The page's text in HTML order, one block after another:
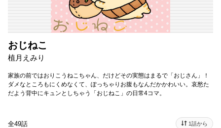
おじねこ
植月えみり
家族の前ではおりこうねこちゃん、だけどその実態はまるで「おじさん」！
ダメなところもにくめなくて、ぽっちゃりお腹もなんだかかわいい。哀愁た
だよう背中にキュンとしちゃう「おじねこ」の日常4コマ。
全49話 1話から